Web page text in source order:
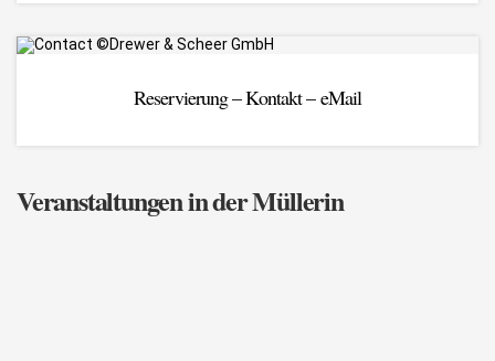
Reservierung – Kontakt – eMail
Veranstaltungen in der Müllerin